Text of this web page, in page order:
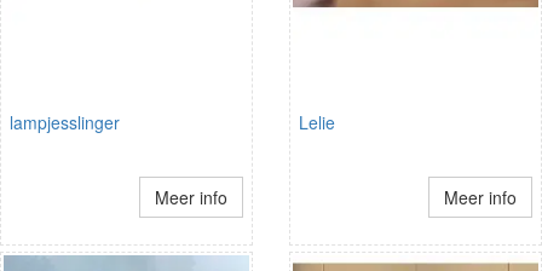
lampjesslinger
Meer info
Lelie
Meer info